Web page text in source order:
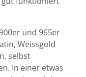
und 965er
Weissgold
selbst
In einer etwas